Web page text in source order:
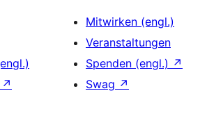
↗
Mitwirken (engl.)
Veranstaltungen
Spenden (engl.) ↗
Swag ↗